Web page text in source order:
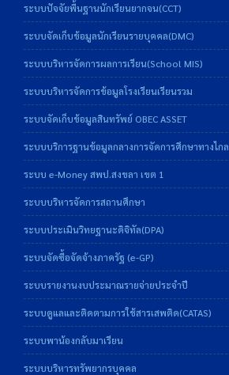
ระบบปัจจัยพื้นฐานนักเรียนยากจน(CCT)
ระบบจัดเก็บข้อมูลนักเรียนรายบุคคล(DMC)
ระบบบริหารจัดการผลการเรียน(School MIS)
ระบบบริหารจัดการข้อมูลโรงเรียนเรียนรวม
ระบบจัดเก็บข้อมูลสินทรัพย์ OBEC ASSET
ระบบบริการฐานข้อมูลกลางการจัดการศึกษาทางไกล
ระบบ e-Money สพป.สงขลา เขต 1
ระบบบริหารจัดการสถานศึกษา
ระบบประเมินวิทยฐานะดิจิทัล(DPA)
ระบบจัดซื้อจัดจ้างภาครัฐ (e-GP)
ระบบรายงานงบประมาณรายจ่ายประจำปี
ระบบดูแลและติดตามการใช้สารเสพติด(CATAS)
ระบบพาน้องกลับมาเรียน
ระบบบริหารทรัพยากรบุคคล